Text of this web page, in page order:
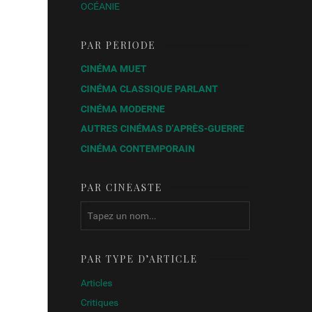
OCÉANIE
PAR PÉRIODE
CINÉMA MUET
CINÉMA CLASSIQUE PARLANT
CINÉMA MODERNE
AUTRES CINÉMAS D’APRÈS-GUERRE
CINÉMA CONTEMPORAIN
PAR CINÉASTE
PAR TYPE D’ARTICLE
Articles
Critiques